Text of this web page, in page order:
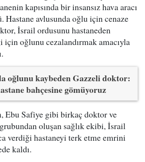
kapısında bir insansız hava aracı
Hastane avlusunda oğlu için cenaze
İsrail ordusunu hastaneden
için oğlunu cezalandırmak amacıyla
oğlunu kaybeden Gazzeli doktor:
bahçesine gömüyoruz
Ebu Safiye gibi birkaç doktor ve
oluşan sağlık ekibi, İsrail
verdiği hastaneyi terk etme emrini
kaldı.